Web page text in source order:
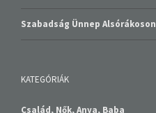
Szabadság Ünnep Alsórákoson
KATEGÓRIÁK
Család, Nők, Anya, Baba